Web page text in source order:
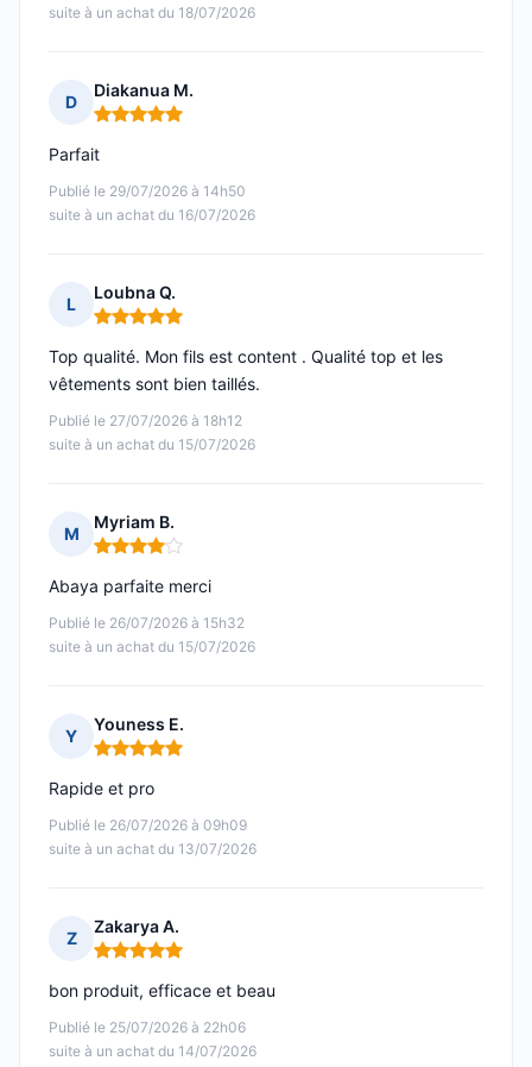
suite à un achat du 18/07/2026
D
Diakanua M.
Note : 5 sur 5
Publié le 29/07/2026 à 14h50
suite à un achat du 16/07/2026
Parfait
L
Loubna Q.
Note : 5 sur 5
Publié le 27/07/2026 à 18h12
suite à un achat du 15/07/2026
Top qualité. Mon fils est content . Qualité top et les
vêtements sont bien taillés.
M
Myriam B.
Note : 4 sur 5
Publié le 26/07/2026 à 15h32
suite à un achat du 15/07/2026
Abaya parfaite merci
Y
Youness E.
Note : 5 sur 5
Publié le 26/07/2026 à 09h09
suite à un achat du 13/07/2026
Rapide et pro
Z
Zakarya A.
Note : 5 sur 5
Publié le 25/07/2026 à 22h06
suite à un achat du 14/07/2026
bon produit, efficace et beau